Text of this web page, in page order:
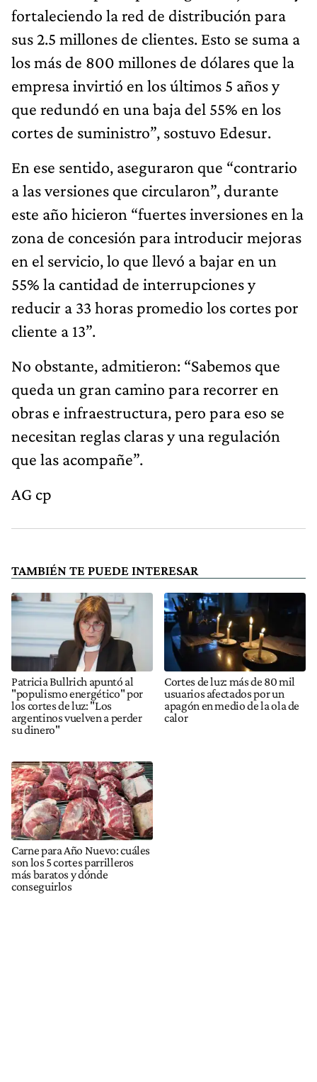
fortaleciendo la red de distribución para
sus 2.5 millones de clientes. Esto se suma a
los más de 800 millones de dólares que la
empresa invirtió en los últimos 5 años y
que redundó en una baja del 55% en los
cortes de suministro”, sostuvo Edesur.
En ese sentido, aseguraron que “contrario
a las versiones que circularon”, durante
este año hicieron “fuertes inversiones en la
zona de concesión para introducir mejoras
en el servicio, lo que llevó a bajar en un
55% la cantidad de interrupciones y
reducir a 33 horas promedio los cortes por
cliente a 13”.
No obstante, admitieron: “Sabemos que
queda un gran camino para recorrer en
obras e infraestructura, pero para eso se
necesitan reglas claras y una regulación
que las acompañe”.
AG cp
TAMBIÉN TE PUEDE INTERESAR
Patricia Bullrich apuntó al
"populismo energético" por
los cortes de luz: "Los
argentinos vuelven a perder
su dinero"
Cortes de luz: más de 80 mil
usuarios afectados por un
apagón en medio de la ola de
calor
Carne para Año Nuevo: cuáles
son los 5 cortes parrilleros
más baratos y dónde
conseguirlos